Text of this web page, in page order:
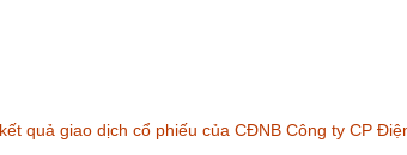
quả giao dịch cổ phiếu của CĐNB Công ty CP